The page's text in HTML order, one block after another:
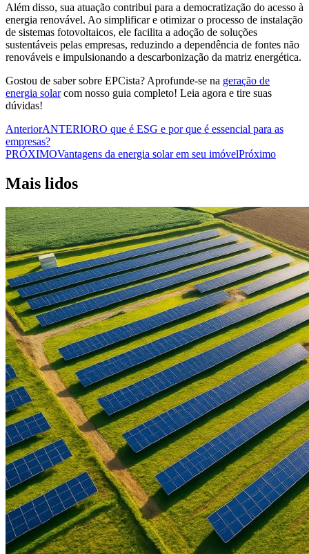
Além disso, sua atuação contribui para a democratização do acesso à
energia renovável. Ao simplificar e otimizar o processo de instalação
de sistemas fotovoltaicos, ele facilita a adoção de soluções
sustentáveis pelas empresas, reduzindo a dependência de fontes não
renováveis e impulsionando a descarbonização da matriz energética.
Gostou de saber sobre EPCista? Aprofunde-se na geração de
energia solarcom nosso guia completo! Leia agora e tire suas
dúvidas!
AnteriorANTERIORO que é ESG e por que é essencial para as
empresas?
PRÓXIMOVantagens da energia solar em seu imóvelPróximo
Mais lidos